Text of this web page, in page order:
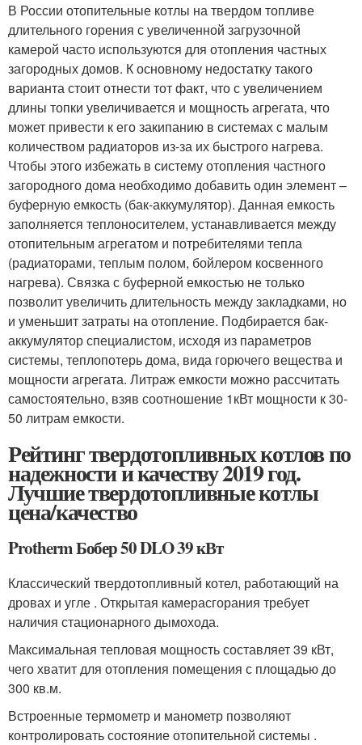
В России отопительные котлы на твердом топливе
длительного горения с увеличенной загрузочной
камерой часто используются для отопления частных
загородных домов. К основному недостатку такого
варианта стоит отнести тот факт, что с увеличением
длины топки увеличивается и мощность агрегата, что
может привести к его закипанию в системах с малым
количеством радиаторов из-за их быстрого нагрева.
Чтобы этого избежать в систему отопления частного
загородного дома необходимо добавить один элемент –
буферную емкость (бак-аккумулятор). Данная емкость
заполняется теплоносителем, устанавливается между
отопительным агрегатом и потребителями тепла
(радиаторами, теплым полом, бойлером косвенного
нагрева). Связка с буферной емкостью не только
позволит увеличить длительность между закладками, но
и уменьшит затраты на отопление. Подбирается бак-
аккумулятор специалистом, исходя из параметров
системы, теплопотерь дома, вида горючего вещества и
мощности агрегата. Литраж емкости можно рассчитать
самостоятельно, взяв соотношение 1кВт мощности к 30-
50 литрам емкости.
Рейтинг твердотопливных котлов по
надежности и качеству 2019 год.
Лучшие твердотопливные котлы
цена/качество
Protherm Бобер 50 DLO 39 кВт
Классический твердотопливный котел, работающий на
дровах и угле . Открытая камерасгорания требует
наличия стационарного дымохода.
Максимальная тепловая мощность составляет 39 кВт,
чего хватит для отопления помещения с площадью до
300 кв.м.
Встроенные термометр и манометр позволяют
контролировать состояние отопительной системы .